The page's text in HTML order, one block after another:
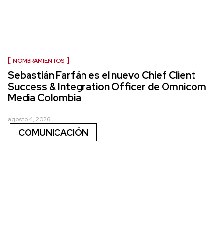
NOMBRAMIENTOS
Sebastián Farfán es el nuevo Chief Client
Success & Integration Officer de Omnicom
Media Colombia
agosto 4, 2026
COMUNICACIÓN